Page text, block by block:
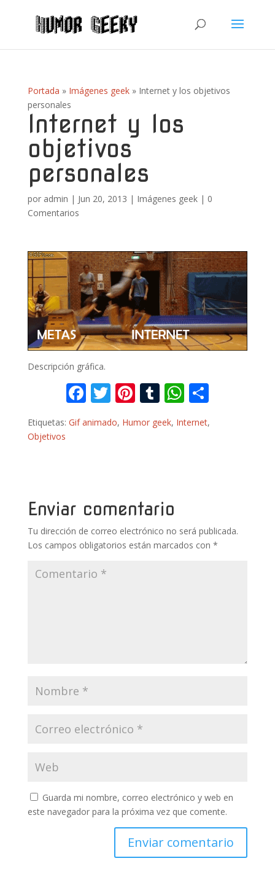
Portada » Imágenes geek» Internet y los objetivos
personales
Internet y los
objetivos
personales
por admin | Jun 20, 2013 | Imágenes geek| 0
Comentarios
Descripción gráfica.
F
ac
e
k
T
w
itt
Pi
er
T
u
m
W
at m
Etiquetas: Gif animado, Humor geek, Internet,
Objetivos
Enviar comentario
Tu dirección de correo electrónico no será publicada.
Los campos obligatorios están marcados con *
Guarda mi nombre, correo electrónico y web en
este navegador para la próxima vez que comente.